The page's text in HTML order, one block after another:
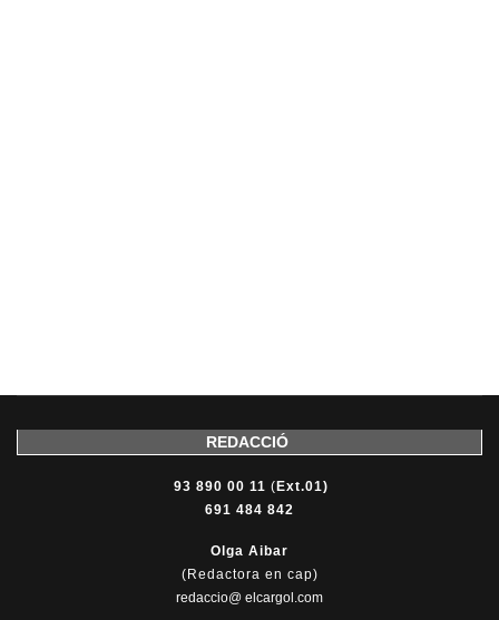
REDACCIÓ
93 890 00 11 ( Ext.01)
691 484 842
Olga Aibar
(Redactora en cap)
redaccio@ elcargol.com